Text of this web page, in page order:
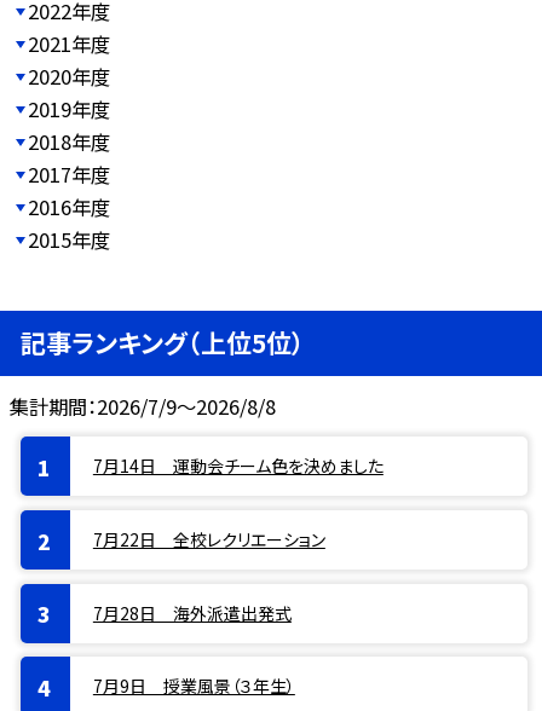
2022年度
2021年度
2020年度
2019年度
2018年度
2017年度
2016年度
2015年度
記事ランキング（上位5位）
集計期間：2026/7/9～2026/8/8
7月14日 運動会チーム色を決めました
7月22日 全校レクリエーション
7月28日 海外派遣出発式
7月9日 授業風景（３年生）